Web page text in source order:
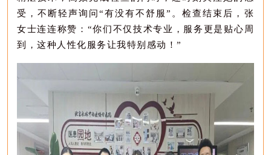
受，不断轻声询问“有没有不舒服” 。检查结束后，张
女士连连称赞： “你们不仅技术专业，服务更是贴心周
到，这种人性化 服务让我特别感动！ ”